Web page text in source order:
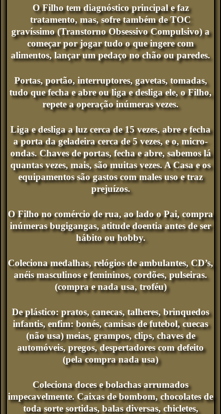
O Filho tem diagnóstico principal e faz
tratamento, mas, sofre também de TOC
gravíssimo (Transtorno Obsessivo Compulsivo) a
começar por jogar tudo o que ingere com
alimentos, lançar um pedaço no chão ou paredes.
Portas, portão, interruptores, gavetas, tomadas,
tudo que fecha e abre ou liga e desliga ele, o Filho,
repete a operação inúmeras vezes.
Liga e desliga a luz cerca de 15 vezes, abre e fecha
a porta da geladeira cerca de 5 vezes, e o, micro-
ondas. Chaves de portas, fecha e abre, sabemos lá
quantas vezes, mais, são muitas vezes. A Casa e os
equipamentos são gastos com males uso e traz
prejuízos.
O Filho no comércio de rua, ao lado o Pai, compra
inúmeras bugigangas, atitude doentia antes de ser
hábito ou hobby.
Coleciona medalhas, relógios de ambulantes, CD’s,
anéis masculinos e femininos, cordões, pulseiras.
(compra e nada usa, troféu)
De plástico: pratos, canecas, talheres, brinquedos
infantis, enfim: bonés, camisas de futebol, cuecas
(não usa) meias, grampos, clips, chaves de
automóveis, pregos, despertadores com defeito
(pela compra nada usa)
Coleciona doces e bolachas arrumados
impecavelmente. Caixas de bombom, chocolates de
toda sorte sortidas, balas diversas, chicletes,